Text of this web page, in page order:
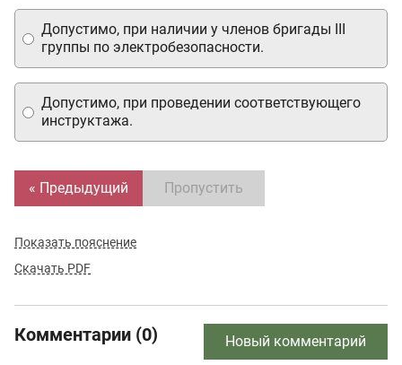
Допустимо, при наличии у членов бригады III
группы по электробезопасности.
Допустимо, при проведении соответствующего
инструктажа.
« Предыдущий Пропустить
Показать пояснение
Скачать PDF
Комментарии (0) Новый комментарий